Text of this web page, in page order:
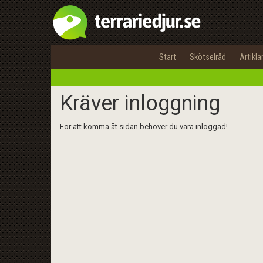
Start Skötselråd Artiklar
Kräver inloggning
För att komma åt sidan behöver du vara inloggad!